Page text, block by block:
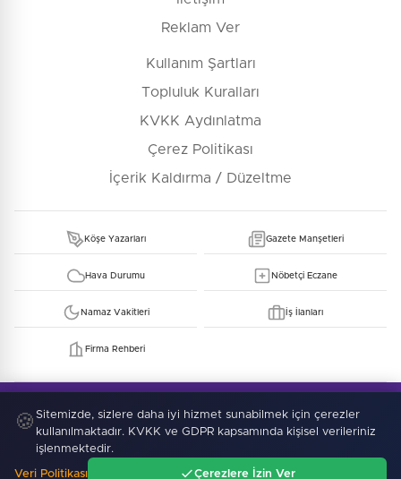
Reklam Ver
Kullanım Şartları
Topluluk Kuralları
KVKK Aydınlatma
Çerez Politikası
İçerik Kaldırma / Düzeltme
Köşe Yazarları Gazete Manşetleri
Hava Durumu Nöbetçi Eczane
Namaz Vakitleri İş İlanları
Firma Rehberi
🍪 Sitemizde, sizlere daha iyi hizmet sunabilmek için çerezler
kullanılmaktadır. KVKK ve GDPR kapsamında kişisel verileriniz
işlenmektedir.
Veri Politikası Çerezlere İzin Ver
Çerez Politikası